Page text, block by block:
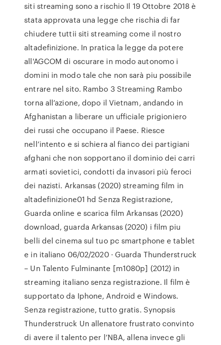
siti streaming sono a rischio Il 19 Ottobre 2018 è
stata approvata una legge che rischia di far
chiudere tuttii siti streaming come il nostro
altadefinizione. In pratica la legge da potere
all'AGCOM di oscurare in modo autonomo i
domini in modo tale che non sarà piu possibile
entrare nel sito. Rambo 3 Streaming Rambo
torna all’azione, dopo il Vietnam, andando in
Afghanistan a liberare un ufficiale prigioniero
dei russi che occupano il Paese. Riesce
nell’intento e si schiera al fianco dei partigiani
afghani che non sopportano il dominio dei carri
armati sovietici, condotti da invasori più feroci
dei nazisti. Arkansas (2020) streaming film in
altadefinizione01 hd Senza Registrazione,
Guarda online e scarica film Arkansas (2020)
download, guarda Arkansas (2020) i film piu
belli del cinema sul tuo pc smartphone e tablet
e in italiano 06/02/2020 · Guarda Thunderstruck
– Un Talento Fulminante [m1080p] (2012) in
streaming italiano senza registrazione. Il film è
supportato da Iphone, Android e Windows.
Senza registrazione, tutto gratis. Synopsis
Thunderstruck Un allenatore frustrato convinto
di avere il talento per l’NBA, allena invece gli